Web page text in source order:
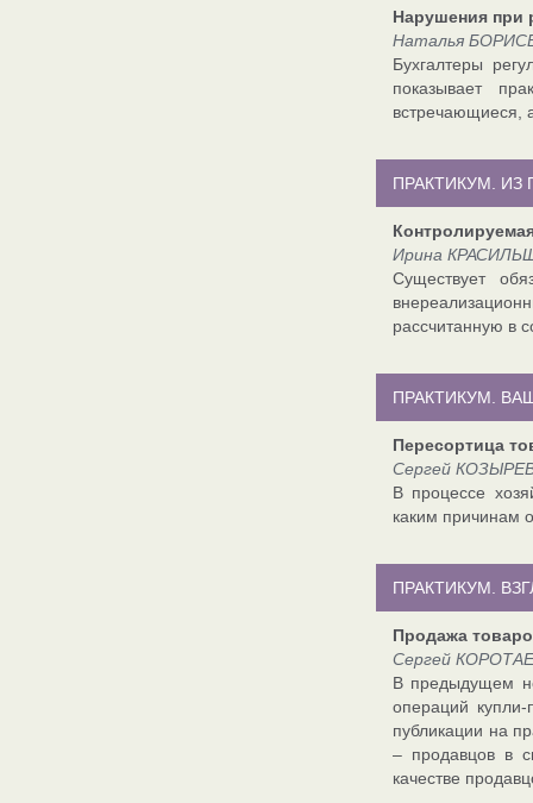
Нарушения при
Наталья
Бухгалтеры
показывает
встречающиеся,
ПРАКТИКУМ. ИЗ
Ирина
Существует
рассчитанную в
ПРАКТИКУМ.
Пересортица
Сергей
В процессе
каким причинам
ПРАКТИКУМ.
Продажа
Сергей
В предыдущем
операций
публикации на
– продавцов в
качестве